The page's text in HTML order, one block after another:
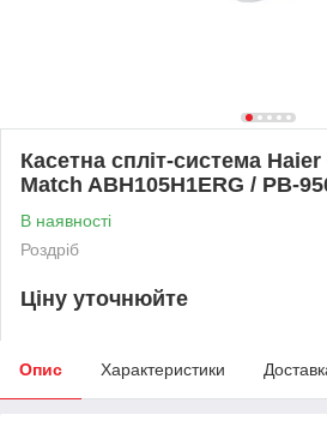
Касетна спліт-система
Match ABH105H1ERG / PB-
В наявності
Роздріб
Ціну уточнюйте
Опис Характеристики